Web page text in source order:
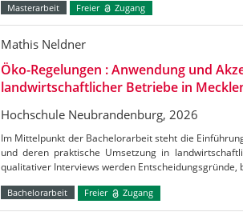
Masterarbeit Freier Zugang
Mathis Neldner
Öko-Regelungen : Anwendung und
landwirtschaftlicher Betriebe in
Hochschule Neubrandenburg, 2026
Im Mittelpunkt der Bachelorarbeit steht die
und deren praktische Umsetzung in
qualitativer Interviews werden
Bachelorarbeit Freier Zugang